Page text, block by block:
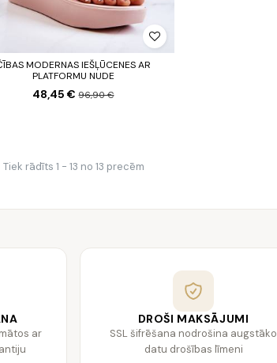
MODERNAS IEŠĻŪCENES AR
PLATFORMU NUDE
48,45 €96,90 €
Tiek rādīts 1 - 13 no 13 precēm
ar
DROŠI MAKSĀJUMI
SSL šifrēšana nodrošina augstāko
datu drošības līmeni